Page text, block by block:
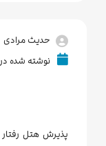
حدیث مرادی
نوشته شده در تاریخ
پذیرش هتل رفتار